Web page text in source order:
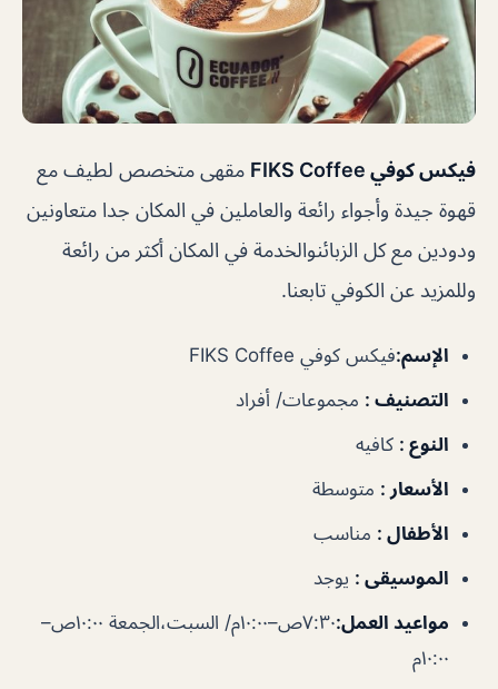
فيكس كوفي FIKS Coffee
مقهى متخصص لطيف مع
قهوة جيدة وأجواء رائعة والعاملين في المكان جدا متعاونين
ودودين مع كل الزبائنوالخدمة في المكان أكثر من رائعة
وللمزيد عن الكوفي تابعنا.
الإسم:فيكس كوفي FIKS Coffee
التصنيف : مجموعات/ أفراد
النوع : كافيه
الأسعار : متوسطة
الأطفال : مناسب
الموسيقى : يوجد
مواعيد العمل:
٧:٣٠ص–١٠:٠٠م/ السبت،الجمعة ١٠:٠٠ص–
١٠:٠٠م